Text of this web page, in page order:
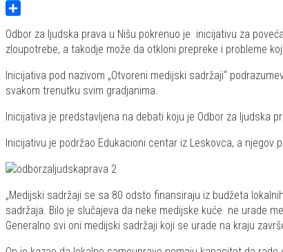
Twitter
Odbor za ljudska prava u Nišu pokrenuo je inicijativu za
zloupotrebe, a takodje može da otkloni prepreke i probleme
Inicijativa pod nazivom „Otvoreni medijski sadržaji“
svakom trenutku svim gradjanima.
Inicijativa je predstavljena na debati koju je Odbor za ljudska
Inicijativu je podržao Edukacioni centar iz Leskovca, a
„Medijski sadržaji se sa 80 odsto finansiraju iz budžeta
sadržaja. Bilo je slučajeva da neke medijske kuće ne urade
Generalno svi oni medijski sadržaji koji se urade na kraju